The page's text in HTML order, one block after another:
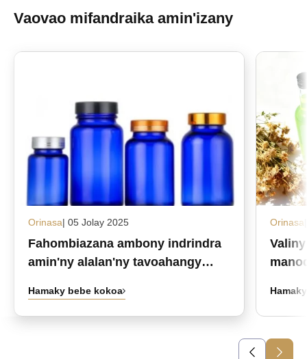
Vaovao mifandraika amin'izany
Orinasa| 05 Jolay 2025
Fahombiazana ambony indrindra
amin'ny alalan'ny tavoahangy
manokana ambongadiny
Hamaky bebe kokoa
Orinasa